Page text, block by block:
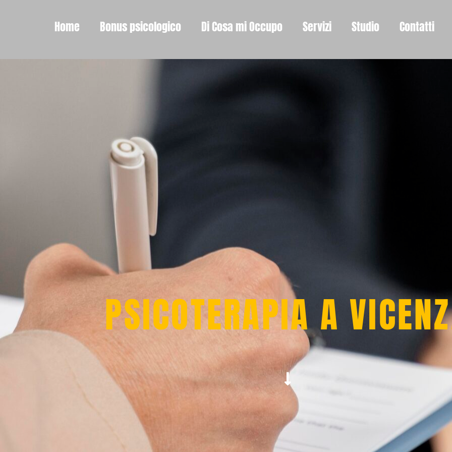
Home Bonus psicologico Di Cosa mi Occupo Servizi Studio Contatti
PSICOTERAPIA A